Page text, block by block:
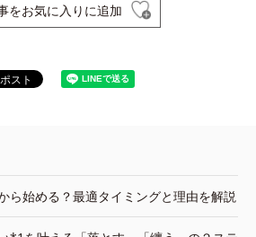
をお気に入りに追加
ら始める？最適タイミングと理由を解説